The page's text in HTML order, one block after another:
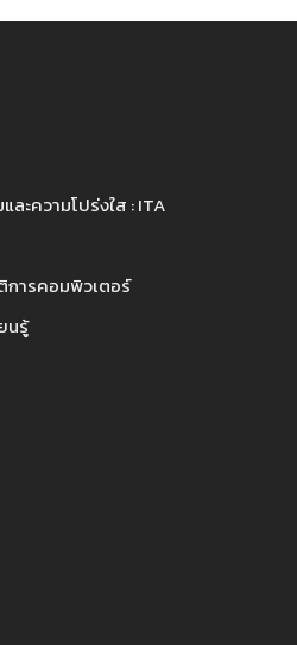
ะความโปร่งใส : ITA
การคอมพิวเตอร์
นรู้